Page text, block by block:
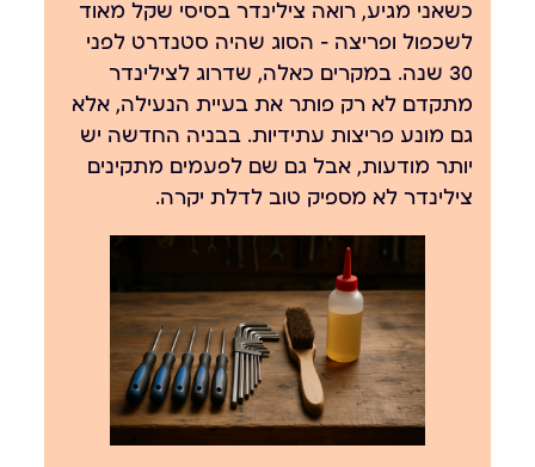
כשאני מגיע, רואה צילינדר בסיסי שקל מאוד
לשכפול ופריצה — הסוג שהיה סטנדרט לפני
30 שנה. במקרים כאלה, שדרוג לצילינדר
מתקדם לא רק פותר את בעיית הנעילה, אלא
גם מונע פריצות עתידיות. בבניה החדשה יש
יותר מודעות, אבל גם שם לפעמים מתקינים
צילינדר לא מספיק טוב לדלת יקרה.